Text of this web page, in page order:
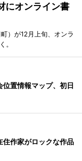
にオンライン書
）が12月上旬、オンラ
。
位置情報マップ、初日
作家がロックな作品